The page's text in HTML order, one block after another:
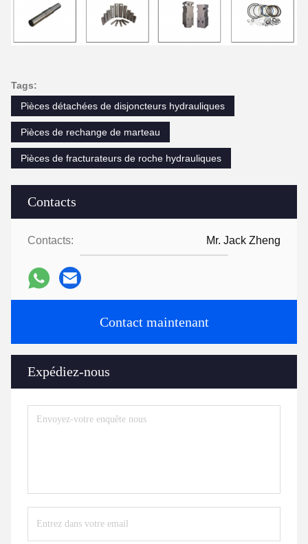
Contacts
Contacts: Mr. Jack Zheng
Contact maintenant
Expédiez-nous
Tags:
Pièces détachées de disjoncteurs hydrauliques
Pièces de rechange de marteau
Pièces de fracturateurs de roche hydrauliques